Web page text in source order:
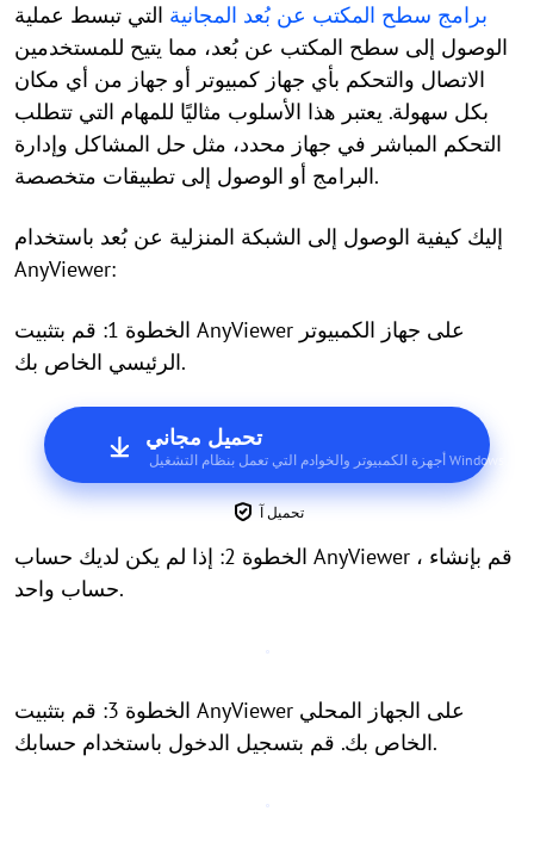
برامج سطح المكتب عن بُعد المجانية التي تبسط عملية
الوصول إلى سطح المكتب عن بُعد، مما يتيح للمستخدمين
الاتصال والتحكم بأي جهاز كمبيوتر أو جهاز من أي مكان
بكل سهولة. يعتبر هذا الأسلوب مثاليًا للمهام التي تتطلب
التحكم المباشر في جهاز محدد، مثل حل المشاكل وإدارة
البرامج أو الوصول إلى تطبيقات متخصصة.
إليك كيفية الوصول إلى الشبكة المنزلية عن بُعد باستخدام
AnyViewer:
الخطوة 1: قم بتثبيت AnyViewer على جهاز الكمبيوتر
الرئيسي الخاص بك.
تحميل مجاني
أجهزة الكمبيوتر والخوادم التي تعمل بنظام التشغيل Windows
تحميل آ
الخطوة 2: إذا لم يكن لديك حساب AnyViewer ، قم بإنشاء
حساب واحد.
الخطوة 3: قم بتثبيت AnyViewer على الجهاز المحلي
الخاص بك. قم بتسجيل الدخول باستخدام حسابك.